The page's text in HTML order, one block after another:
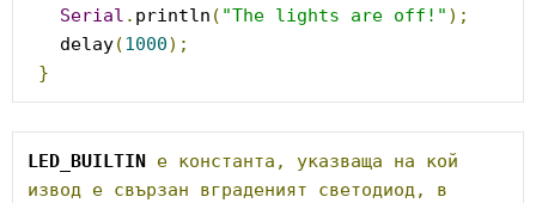
Serial . println ( "The lights are off!" );
   delay
(1000);
}
LED_BUILTIN е константа, указваща на
кой
извод е свързан вграденият светодиод,
в